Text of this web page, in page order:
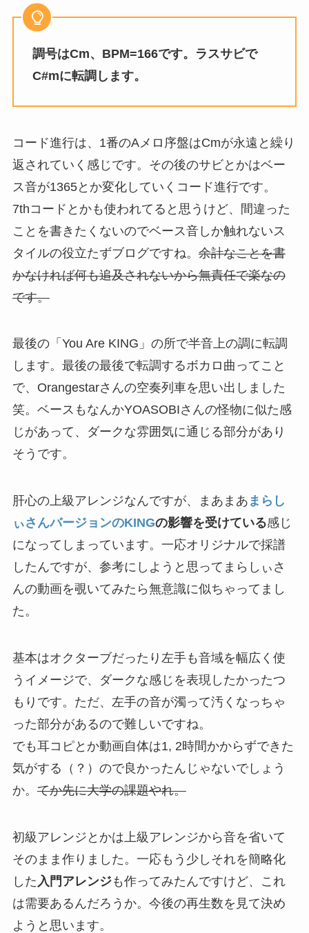
調号はCm、BPM=166です。ラスサビで
C#mに転調します。
コード進行は、1番のAメロ序盤はCmが永遠と繰り
返されていく感じです。その後のサビとかはベー
ス音が1365とか変化していくコード進行です。
7thコードとかも使われてると思うけど、間違った
ことを書きたくないのでベース音しか触れないス
タイルの役立たずブログですね。 余計なことを書
かなければ何も追及されないから無責任で楽なの
です。
最後の「You Are KING」の所で半音上の調に転調
します。最後の最後で転調するボカロ曲ってこと
で、Orangestarさんの空奏列車を思い出しました
笑。ベースもなんかYOASOBIさんの怪物に似た感
じがあって、ダークな雰囲気に通じる部分があり
そうです。
肝心の上級アレンジなんですが、まあまあ まらし
ぃさんバージョンのKINGの影響を受けている感じ
になってしまっています。一応オリジナルで採譜
したんですが、参考にしようと思ってまらしぃさ
んの動画を覗いてみたら無意識に似ちゃってまし
た。
基本はオクターブだったり左手も音域を幅広く使
うイメージで、ダークな感じを表現したかったつ
もりです。ただ、左手の音が濁って汚くなっちゃ
った部分があるので難しいですね。
でも耳コピとか動画自体は1, 2時間かからずできた
気がする（？）ので良かったんじゃないでしょう
か。 てか先に大学の課題やれ。
初級アレンジとかは上級アレンジから音を省いて
そのまま作りました。一応もう少しそれを簡略化
した 入門アレンジも作ってみたんですけど、これ
は需要あるんだろうか。今後の再生数を見て決め
ようと思います。